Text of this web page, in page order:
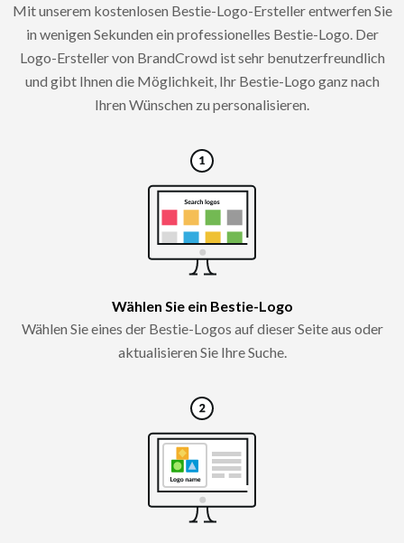
Mit unserem kostenlosen Bestie-Logo-Ersteller entwerfen Sie
in wenigen Sekunden ein professionelles Bestie-Logo. Der
Logo-Ersteller von BrandCrowd ist sehr benutzerfreundlich
und gibt Ihnen die Möglichkeit, Ihr Bestie-Logo ganz nach
Ihren Wünschen zu personalisieren.
Wählen Sie ein Bestie-Logo
Wählen Sie eines der Bestie-Logos auf dieser Seite aus oder
aktualisieren Sie Ihre Suche.